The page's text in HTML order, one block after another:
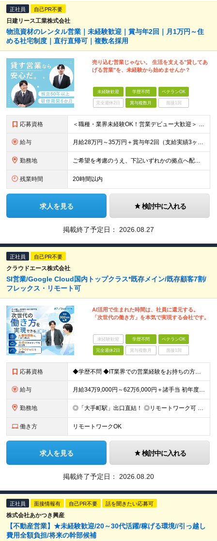
正社員 自己PR不要
日建リース工業株式会社
物流資材のレンタル営業｜未経験歓迎｜賞与年2回｜月1万円～住
める社宅制度｜直行直帰可｜複数名採用
売り込む営業じゃない。 生活を支える"貸してあ
げる営業"を、未経験から始めませんか？
未経験歓迎 学歴不問 ベテランOK
完全週休2日 賞与複数月 面接1回
応募資格 ＜職種・業界未経験OK！営業デビュー大歓迎＞ ◆要普通自動車免許（AT限定可） ◆学歴不問 ＼当てはまる方、ぜひご応募ください！／ □人と話すことや、人の役に立つことが好き □未経験から営業として成
給与 月給28万円～35万円＋賞与年2回（支給実績3ヶ月分） ※経験・年齢・能力を考慮の上、当社規定により決定します。 ※上記月給には固定残業代(25時間分／47,314円～)
勤務地 ご希望を考慮のうえ、下記いずれかの拠点へ配属します。 ※自動車通勤可能（要相談） 【東北エリア】 仙台支店、盛岡支店、福島支店 【関東エリア】 東京本社、東京支店、埼玉支店、千葉支店、群馬支店、東
残業時間 20時間以内
求人を見る 検討中に入れる
掲載終了予定日： 2026.08.27
正社員 自己PR不要
クラウドエース株式会社
SI営業/Google Cloud国内トップクラス*既存メイン/既存顧客7割/
フレックス・リモート可
AI活用で生まれた時間は、社員に還元する。
「次世代の働き方」を本気で実現する会社です。
未経験歓迎 学歴不問 ベテランOK
完全週休2日 賞与複数月 面接1回
応募資格 ◆学歴不問 ◆IT業界での営業経験をお持ちの方（商材不問） □特定の商材にとらわれず、幅広い解決策を提案したい □顧客の課題起点で提案を組み立てる営業に挑戦したい そんな方が活躍できるポジションです
給与 月給34万9,000円～62万6,000円＋諸手当 初年度年収500万円〜900万円 ※経験・スキルを考慮の上、当社規定により決定します ※上記に加え、Google Cloud資格の取得数に応じた資
勤務地 ◎「大手町駅」出口直結！ ◎リモートワーク可 ※出社が発生するケースがあります ＜本社＞ 東京都千代田区大手町1-7-2 東京サンケイビル 26F (変更の範囲) 会社の定める勤務地
働き方 リモートワークOK
求人を見る 検討中に入れる
掲載終了予定日： 2026.08.20
正社員 面接情報有 自己PR不要 話を聞きたい応募可
株式会社あかつき興産
【不動産営業】★未経験歓迎/20～30代活躍/稼げる環境//引っ越し
費用全額負担/将来の幹部候補